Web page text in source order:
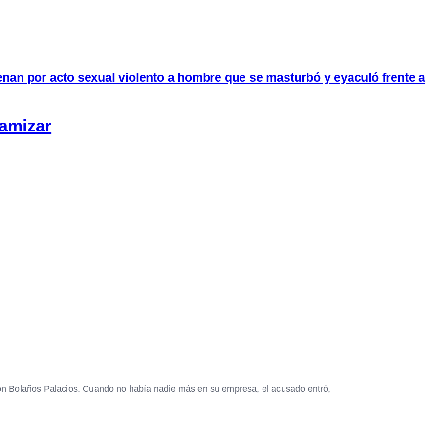
por acto sexual violento a hombre que se masturbó y eyaculó frente a
Bolaños Palacios. Cuando no había nadie más en su empresa, el acusado entró,